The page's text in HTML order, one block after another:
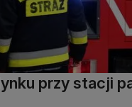
przy stacji